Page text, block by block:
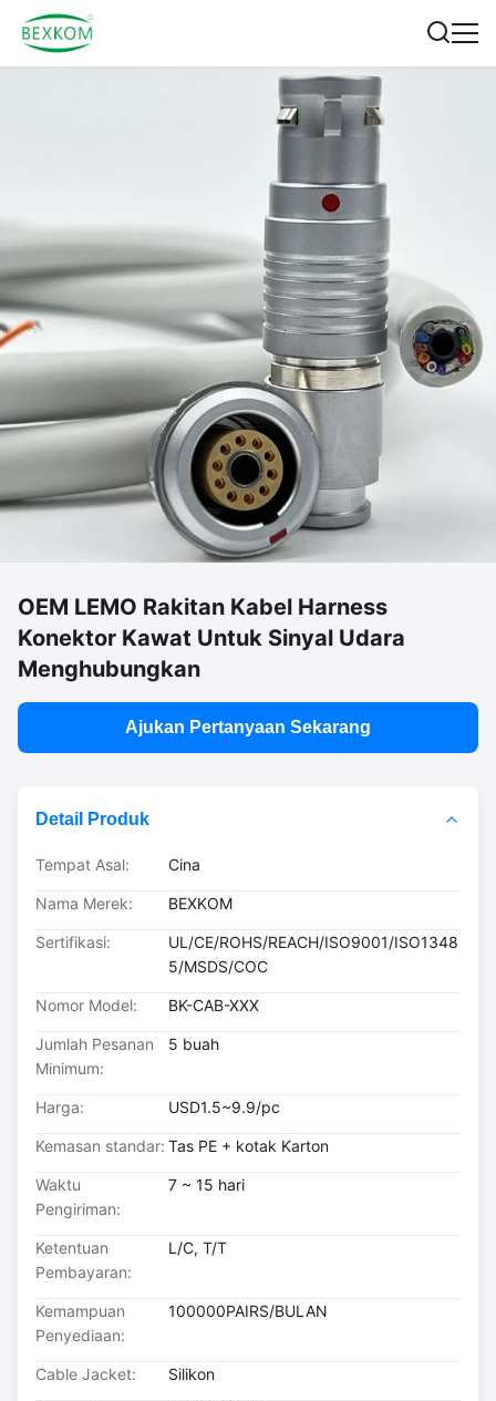
OEM LEMO Rakitan Kabel Harness
Konektor Kawat Untuk Sinyal Udara
Menghubungkan
Ajukan Pertanyaan Sekarang
Detail Produk
Tempat Asal: Cina
Nama Merek: BEXKOM
Sertifikasi:
UL/CE/ROHS/REACH/ISO9001/ISO1348
5/MSDS/COC
Nomor Model: BK-CAB-XXX
Jumlah Pesanan
Minimum:
5 buah
Harga: USD1.5~9.9/pc
Kemasan standar: Tas PE + kotak Karton
Waktu
Pengiriman:
7 ~ 15 hari
Ketentuan
Pembayaran:
L/C, T/T
Kemampuan
Penyediaan:
100000PAIRS/BULAN
Cable Jacket: Silikon